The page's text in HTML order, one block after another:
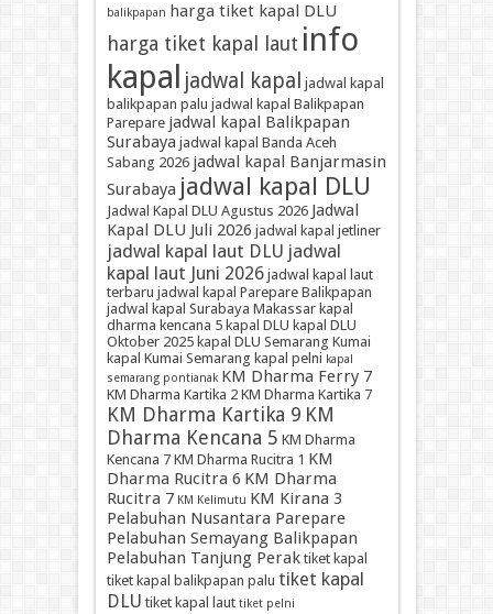
balikpapan harga tiket kapal DLU
harga tiket kapal laut info
kapal jadwal kapal jadwal kapal
balikpapan palu jadwal kapal Balikpapan
Parepare jadwal kapal Balikpapan
Surabaya jadwal kapal Banda Aceh
Sabang 2026 jadwal kapal Banjarmasin
Surabaya jadwal kapal DLU
Jadwal Kapal DLU Agustus 2026 Jadwal
Kapal DLU Juli 2026 jadwal kapal jetliner
jadwal kapal laut DLU jadwal
kapal laut Juni 2026 jadwal kapal laut
terbaru jadwal kapal Parepare Balikpapan
jadwal kapal Surabaya Makassar kapal
dharma kencana 5 kapal DLU kapal DLU
Oktober 2025 kapal DLU Semarang Kumai
kapal Kumai Semarang kapal pelni kapal
semarang pontianak KM Dharma Ferry 7
KM Dharma Kartika 2 KM Dharma Kartika 7
KM Dharma Kartika 9 KM
Dharma Kencana 5 KM Dharma
Kencana 7 KM Dharma Rucitra 1 KM
Dharma Rucitra 6 KM Dharma
Rucitra 7 KM Kelimutu KM Kirana 3
Pelabuhan Nusantara Parepare
Pelabuhan Semayang Balikpapan
Pelabuhan Tanjung Perak tiket kapal
tiket kapal balikpapan palu tiket kapal
DLU tiket kapal laut tiket pelni